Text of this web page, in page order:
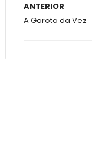
ANTERIOR
A Garota da Vez